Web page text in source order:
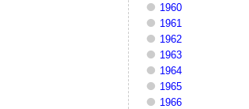
1960
1961
1962
1963
1964
1965
1966